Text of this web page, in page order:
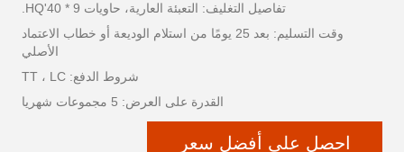
تفاصيل التغليف: التعبئة العارية، حاويات 9 * 40'HQ.
وقت التسليم: بعد 25 يومًا من استلام الوديعة أو خطاب الاعتماد
الأصلي
شروط الدفع: TT ، LC
القدرة على العرض: 5 مجموعات شهريا
احصل على أفضل سعر